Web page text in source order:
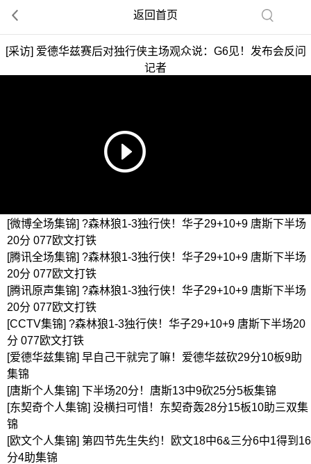
返回首页
[采访] 爱德华兹赛后对独行侠主场观众说：G6见！发布会反问
记者
[微博全场集锦] ?森林狼1-3独行侠！华子29+10+9 唐斯下半场
20分 077欧文打铁
[腾讯全场集锦] ?森林狼1-3独行侠！华子29+10+9 唐斯下半场
20分 077欧文打铁
[腾讯原声集锦] ?森林狼1-3独行侠！华子29+10+9 唐斯下半场
20分 077欧文打铁
[CCTV集锦] ?森林狼1-3独行侠！华子29+10+9 唐斯下半场20
分 077欧文打铁
[爱德华兹集锦] 早自己干就完了嘛！爱德华兹砍29分10板9助
集锦
[唐斯个人集锦] 下半场20分！唐斯13中9砍25分5板集锦
[东契奇个人集锦] 没横扫可惜！东契奇轰28分15板10助三双集
锦
[欧文个人集锦] 第四节先生失约！欧文18中6&三分6中1得到16
分4助集锦